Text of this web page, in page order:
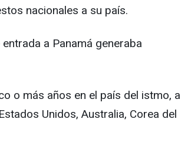
nacionales a su país.
a Panamá generaba
o más años en el país del istmo, a
Unidos, Australia, Corea del